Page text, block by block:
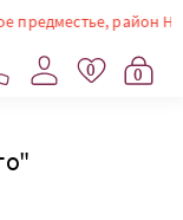
район
0 0